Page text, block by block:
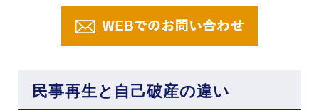
民事再生と自己破産の違い